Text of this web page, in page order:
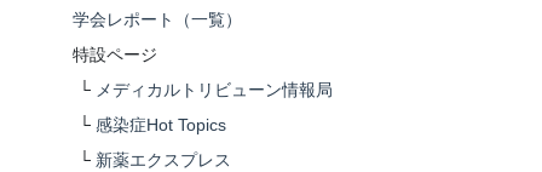
学会レポート（一覧）
特設ページ
└ メディカルトリビューン情報局
└ 感染症Hot Topics
└ 新薬エクスプレス